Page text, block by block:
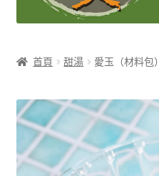
膳Ｉ養生藥膳
孕Ｉ月子系列
首頁 甜湯 愛玉（材料包）